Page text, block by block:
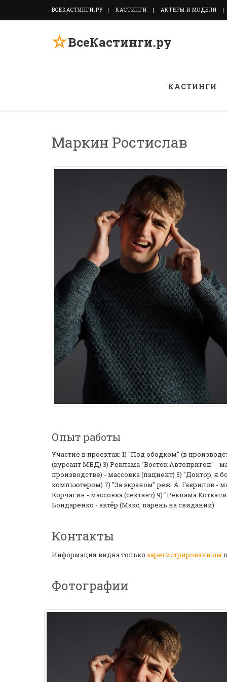
ВСЕКАСТИНГИ.РУ КАСТИНГИ АКТЕРЫ И МОДЕЛИ
☆ВсеКастинги.ру
КАСТИНГИ
Маркин Ростислав
Опыт работы
Участие в проектах: 1) "Под ободком" (в
(курсант МВД) 3) Реклама "Восток Автопригон" -
производстве) - массовка (пациент) 5) "Доктор, я
компьютером) 7) "За экраном" реж. А. Гаврилов -
Корчагин - массовка (сектант) 9) "Реклама
Бондаренко - актёр (Макс, парень на свидании)
Контакты
Информация видна только зарегистрированным
Фотографии